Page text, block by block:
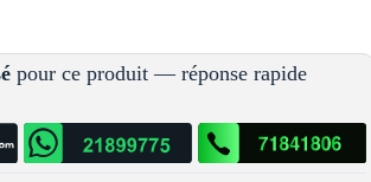
pour ce produit — réponse rapide